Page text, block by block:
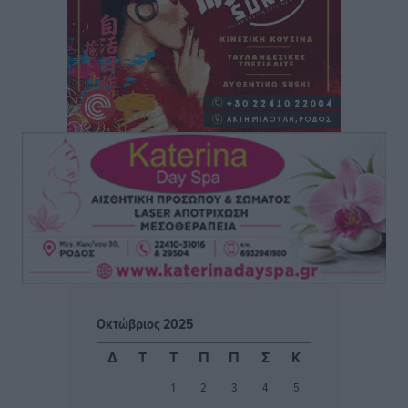
Μητρόπουλος
Αθλητικά πριν 2 ώρες
Κλεάνθης: Δουλειές μετά ευχαριστιών στο γήπεδο,
ατομικό για δύο
Αθλητικά• πριν 2 ώρες
Φοίβος: Εν αναμονή του Νίκου Λαζίδη
πριν 2 ώρες
Ιάλυσος Β’: Νωρίς νωρίς μπήκαν στα βάσανα της
προετοιμασίας
Οκτώβριος 2025
Δ
Τ Τ Π Π Σ Κ
1 2 3 4
5